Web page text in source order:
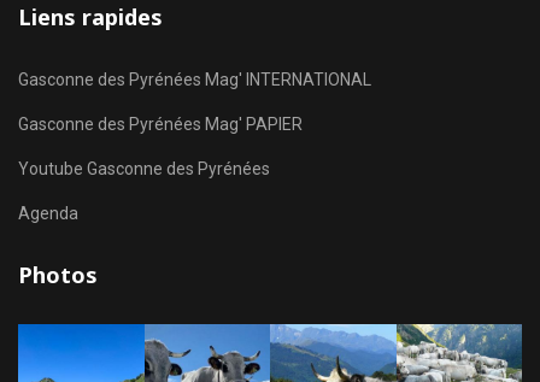
Liens rapides
Gasconne des Pyrénées Mag' INTERNATIONAL
Gasconne des Pyrénées Mag' PAPIER
Youtube Gasconne des Pyrénées
Agenda
Photos